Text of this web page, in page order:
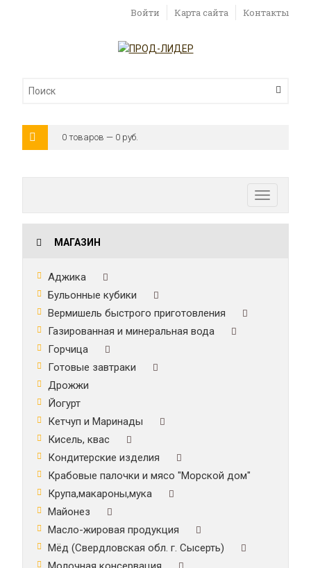
Войти Карта сайта Контакты
0 товаров — 0 руб.
Toggle
navigation
МАГАЗИН
Аджика
Бульонные кубики
Вермишель быстрого приготовления
Газированная и минеральная вода
Горчица
Готовые завтраки
Дрожжи
Йогурт
Кетчуп и Маринады
Кисель, квас
Кондитерские изделия
Крабовые палочки и мясо "Морской дом"
Крупа,макароны,мука
Майонез
Масло-жировая продукция
Мёд (Свердловская обл. г. Сысерть)